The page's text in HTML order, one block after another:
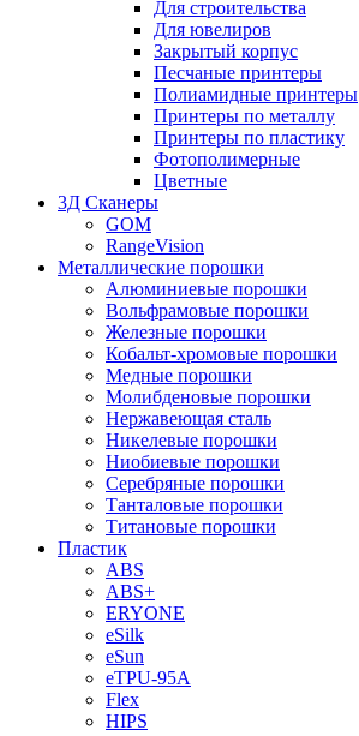
Для строительства
Для ювелиров
Закрытый корпус
Песчаные принтеры
Полиамидные принтеры
Принтеры по металлу
Принтеры по пластику
Фотополимерные
Цветные
3Д Сканеры
GOM
RangeVision
Металлические порошки
Алюминиевые порошки
Вольфрамовые порошки
Железные порошки
Кобальт-хромовые порошки
Медные порошки
Молибденовые порошки
Нержавеющая сталь
Никелевые порошки
Ниобиевые порошки
Серебряные порошки
Танталовые порошки
Титановые порошки
Пластик
ABS
ABS+
ERYONE
eSilk
eSun
eTPU-95A
Flex
HIPS